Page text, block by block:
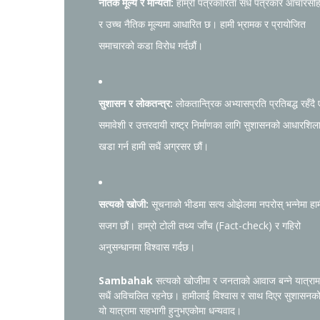
र उच्च नैतिक मूल्यमा आधारित छ। हामी भ्रामक र प्रायोजित
समाचारको कडा विरोध गर्दछौं।
सुशासन र लोकतन्त्र: लोकतान्त्रिक अभ्यासप्रति प्रतिबद्ध रहँदै
समावेशी र उत्तरदायी राष्ट्र निर्माणका लागि सुशासनको आधारशिला
खडा गर्न हामी सधैं अग्रसर छौं।
सत्यको खोजी: सूचनाको भीडमा सत्य ओझेलमा नपरोस् भन्नेमा
सजग छौं। हाम्रो टोली तथ्य जाँच (Fact-check) र गहिरो
अनुसन्धानमा विश्वास गर्दछ।
Sambahak सत्यको खोजीमा र जनताको आवाज बन्ने
सधैं अविचलित रहनेछ। हामीलाई विश्वास र साथ दिएर सुशासनको
यो यात्रामा सहभागी हुनुभएकोमा धन्यवाद।